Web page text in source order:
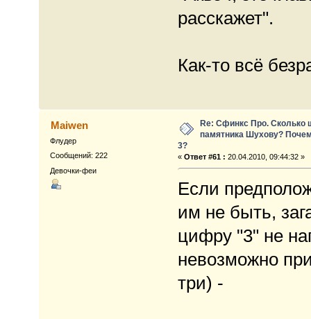
расскажет".
Как-то всё
Maiwen
Флудер
Сообщений: 222
Девочки-феи
Re: Сфинкс Про. Сколько
памятника Шухову?
3?
« Ответ #61 : 20.04.2010, 09:44:32 »
Если
им не быть,
цифру "3" не
невозможно
три) -